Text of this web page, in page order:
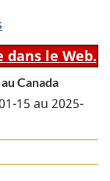
dans le Web.
Canada
15 au 2025-